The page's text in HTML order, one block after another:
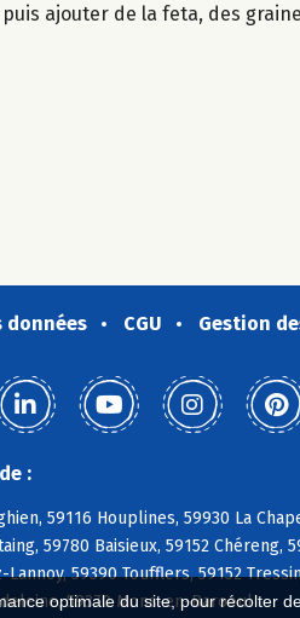
optimale du site, pour récolter
ajouter de la feta, des
données CGU Gestion
:
59116 Houplines, 59930 La
59780 Baisieux, 59152 Chéreng,
59390 Toufflers, 59152
59370 Mons-en-Baroeul